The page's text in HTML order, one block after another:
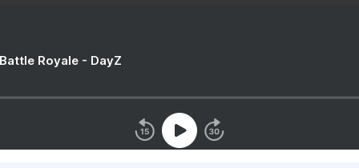
Royale - DayZ